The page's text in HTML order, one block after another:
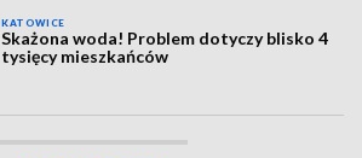
KATOWICE
Skażona woda! Problem dotyczy blisko 4
tysięcy mieszkańców